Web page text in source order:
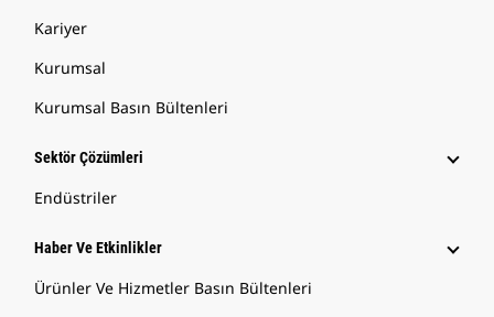
Kariyer
Kurumsal
Kurumsal Basın Bültenleri
Sektör Çözümleri
Endüstriler
Haber Ve Etkinlikler
Ürünler Ve Hizmetler Basın Bültenleri